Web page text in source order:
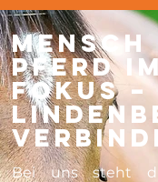
MENSCH
PFERD
FOKUS –
Bei uns steht